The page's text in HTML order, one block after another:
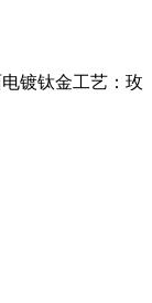
镀钛金工艺：玫